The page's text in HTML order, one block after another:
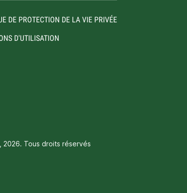
DE PROTECTION DE LA VIE PRIVÉE
D'UTILISATION
2026. Tous droits réservés